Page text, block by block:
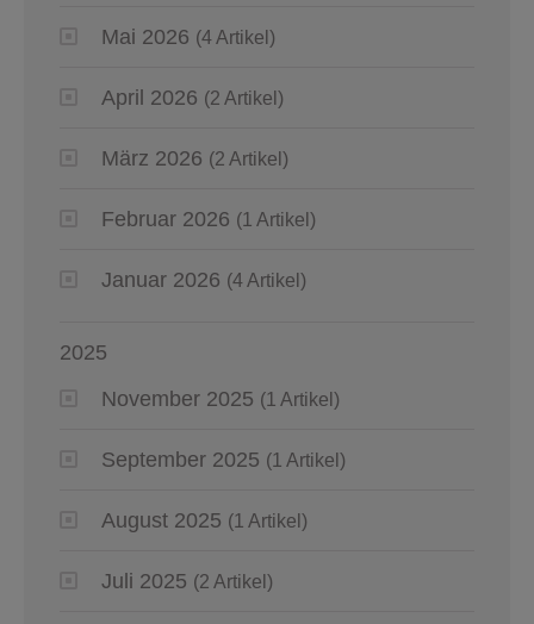
Mai 2026 (4 Artikel)
April 2026 (2 Artikel)
März 2026 (2 Artikel)
Februar 2026 (1 Artikel)
Januar 2026 (4 Artikel)
2025
November 2025 (1 Artikel)
September 2025 (1 Artikel)
August 2025 (1 Artikel)
Juli 2025 (2 Artikel)